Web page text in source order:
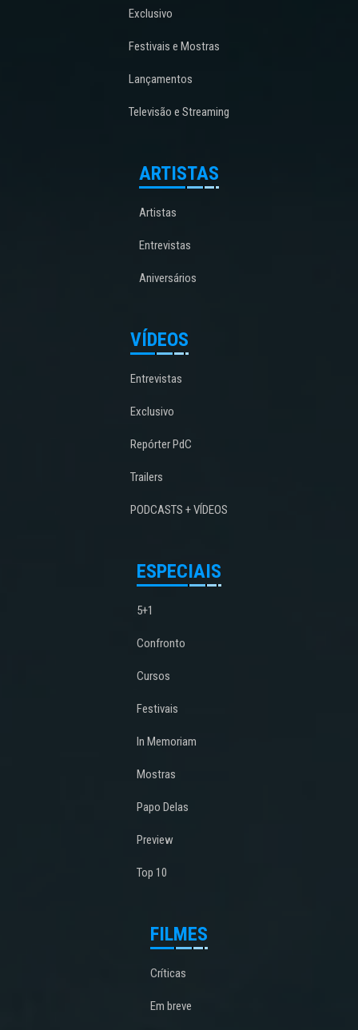
Exclusivo
Festivais e Mostras
Lançamentos
Televisão e Streaming
ARTISTAS
Artistas
Entrevistas
Aniversários
VÍDEOS
Entrevistas
Exclusivo
Repórter PdC
Trailers
PODCASTS + VÍDEOS
ESPECIAIS
5+1
Confronto
Cursos
Festivais
In Memoriam
Mostras
Papo Delas
Preview
Top 10
FILMES
Críticas
Em breve